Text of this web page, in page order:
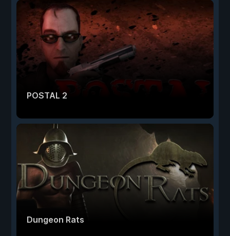
POSTAL 2
Dungeon Rats